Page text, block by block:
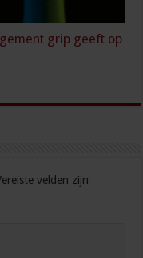
grip geeft op
velden zijn